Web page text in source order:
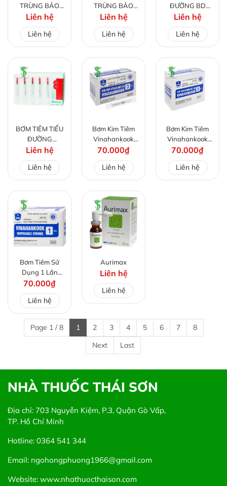
TRÙNG BẢO
THẠCH GÓI 10
MIẾNG 5CM X
6,5 CM X 12 LỚP
Liên hệ
Liên hệ
TRÙNG BẢO
THẠCH GÓI 10
MIẾNG 8CM X 10
CM X 12 LỚP
Liên hệ
Liên hệ
ĐƯỜNG BD
ULTRA-FINE II
0,3 ML .H/100
CÁI
Liên hệ
Liên hệ
BƠM TIÊM TIỂU
ĐƯỜNG
OMNICAN 40
1ML/40IU
BRAUN.H/100
CÁI
Liên hệ
Liên hệ
Bơm Kim Tiêm
Vinahankook
(3ml/cc) Hộp 100
Cái
70.000₫
Liên hệ
Bơm Kim Tiêm
Vinahankook
(5ml/cc) Hộp 100
Cái
70.000₫
Liên hệ
Bơm Tiêm Sử
Dụng 1 Lần
1ml/cc
Vinahankook
70.000₫
Liên hệ
Aurimax
Liên hệ
Liên hệ
Page 1 / 8 1 2 3 4 5 6 7
8
Next
Last
NHÀ THUỐC THÁI SƠN
Địa chỉ: 703 Nguyễn Kiệm, P.3, Quận Gò Vấp,
TP. Hồ Chí Minh
Hotline: 0364 541 344
Email: ngohongphuong1966@gmail.com
Website: www.nhathuocthaison.com